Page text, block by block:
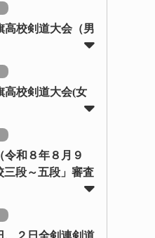
校剣道大会（男
校剣道大会(女
令和８年８月９
三段～五段」審査